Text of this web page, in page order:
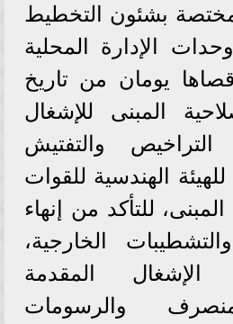
بشئون التخطيط
الإدارة المحلية
يومان من تاريخ
المبنى للإشغال
والتفتيش
للهيئة الهندسية للقوات
للتأكد من إنهاء
الخارجية،
المقدمة
والرسومات